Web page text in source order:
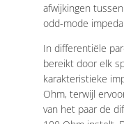
afwijkingen
odd-mode
In differentiële
bereikt door elk
karakteristieke
Ohm, terwijl
van het paar de